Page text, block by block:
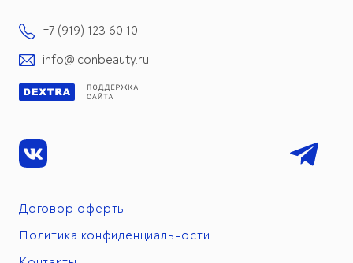
Договор оферты
Политика конфиденциальности
+7 (919) 123 60 10
info@iconbeauty.ru